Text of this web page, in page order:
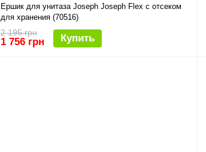
Ершик для унитаза Joseph Joseph Flex с отсеком
для хранения (70516)
2 195 грн
1 756 грн Купить